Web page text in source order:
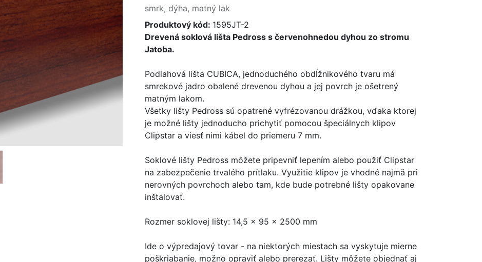
smrk, dýha, matný lak
Produktový kód: 1595JT-2
Drevená soklová lišta Pedross s červenohnedou dyhou zo stromu
Jatoba.
Podlahová lišta CUBICA, jednoduchého obdĺžnikového tvaru má
smrekové jadro obalené drevenou dyhou a jej povrch je ošetrený
matným lakom.
Všetky lišty Pedross sú opatrené vyfrézovanou drážkou, vďaka ktorej
je možné lišty jednoducho prichytiť pomocou špeciálnych klipov
Clipstar a viesť nimi kábel do priemeru 7 mm.
Soklové lišty Pedross môžete pripevniť lepením alebo použiť Clipstar
na zabezpečenie trvalého prítlaku. Využitie klipov je vhodné najmä pri
nerovných povrchoch alebo tam, kde bude potrebné lišty opakovane
inštalovať.
Rozmer soklovej lišty: 14,5 x 95 x 2500 mm
Ide o výpredajový tovar - na niektorých miestach sa vyskytuje mierne
poškriabanie, možno opraviť alebo prerezať. Lišty môžete objednať aj